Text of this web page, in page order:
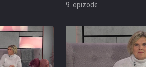
9. epizode